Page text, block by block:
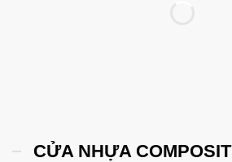
CỬA NHỰA